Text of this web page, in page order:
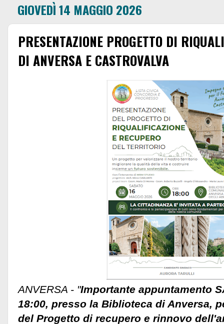
GIOVEDÌ 14 MAGGIO 2026
PRESENTAZIONE PROGETTO DI
DI ANVERSA E CASTROVALVA
ANVERSA - "Importante appuntamento
18:00, presso la Biblioteca di Anversa,
del Progetto di recupero e rinnovo